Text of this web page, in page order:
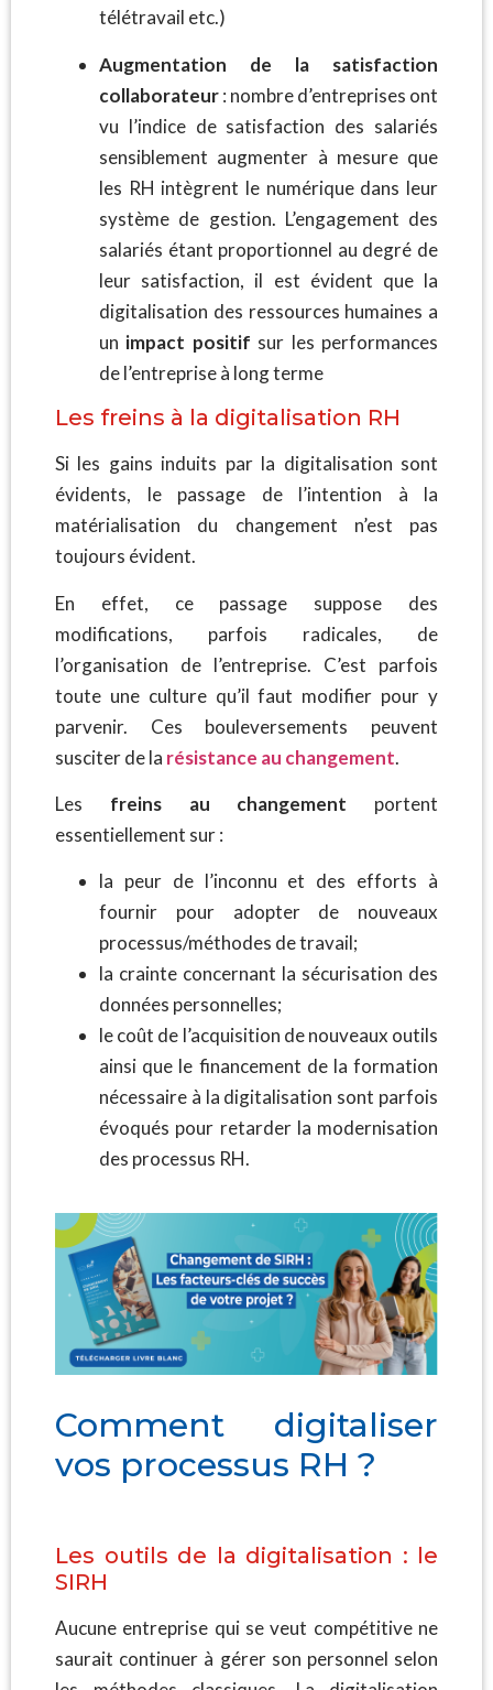
télétravail etc.)
Augmentation de la satisfaction
collaborateur: nombre d’entreprises ont
vu l’indice de satisfaction des salariés
sensiblement augmenter à mesure que
les RH intègrent le numérique dans leur
système de gestion. L’engagement des
salariés étant proportionnel au degré de
leur satisfaction, il est évident que la
digitalisation des ressources humaines a
un impact positif sur les performances
de l’entreprise à long terme
Les freins à la digitalisation RH
Si les gains induits par la digitalisation sont
évidents, le passage de l’intention à la
matérialisation du changement n’est pas
toujours évident.
En effet, ce passage suppose des
modifications, parfois radicales, de
l’organisation de l’entreprise. C’est parfois
toute une culture qu’il faut modifier pour y
parvenir. Ces bouleversements peuvent
susciter de la résistance au changement.
Les freins au changement portent
essentiellement sur :
la peur de l’inconnu et des efforts à
fournir pour adopter de nouveaux
processus/méthodes de travail;
la crainte concernant la sécurisation des
données personnelles;
le coût de l’acquisition de nouveaux outils
ainsi que le financement de la formation
nécessaire à la digitalisation sont parfois
évoqués pour retarder la modernisation
des processus RH.
Comment digitaliser
vos processus RH ?
Les outils de la digitalisation : le
SIRH
Aucune entreprise qui se veut compétitive ne
saurait continuer à gérer son personnel selon